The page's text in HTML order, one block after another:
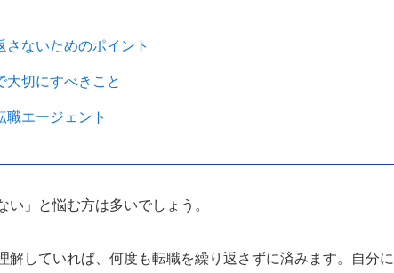
ないためのポイント
大切にすべきこと
職エージェント
い」と悩む方は多いでしょう。
解していれば、何度も転職を繰り返さずに済みます。自分に